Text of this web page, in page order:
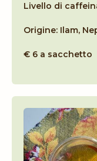
Livello di
Origine: Ilam,
€ 6 a sacchetto